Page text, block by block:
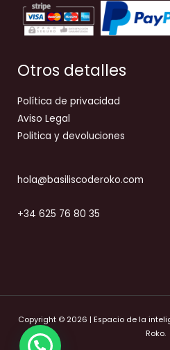
Otros detalles
Política de privacidad
Aviso Legal
Politica y devoluciones
hola@basiliscoderoko.com
+34 625 76 80 35
Copyright © 2026 | Espacio de la
Roko.